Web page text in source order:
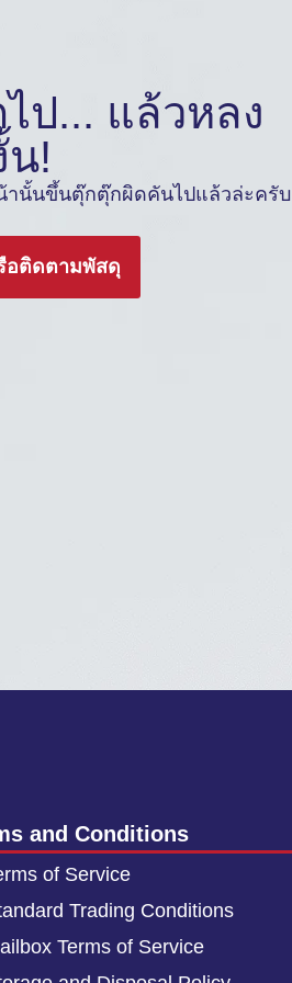
ป... แล้วหลง
น!
านั้นขึ้นตุ๊กตุ๊กผิดคันไปแล้วล่ะครับ
อติดตามพัสดุ
and Conditions
of Service
Trading Conditions
Terms of Service